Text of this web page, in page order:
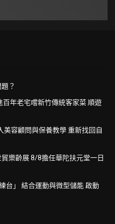
？
年老宅嚐新竹傳統客家菜 順遊
美容顧問與保養教學 重新找回自
樂齡展 8/8擔任華陀扶元堂一日
台」 結合運動與微型儲能 啟動